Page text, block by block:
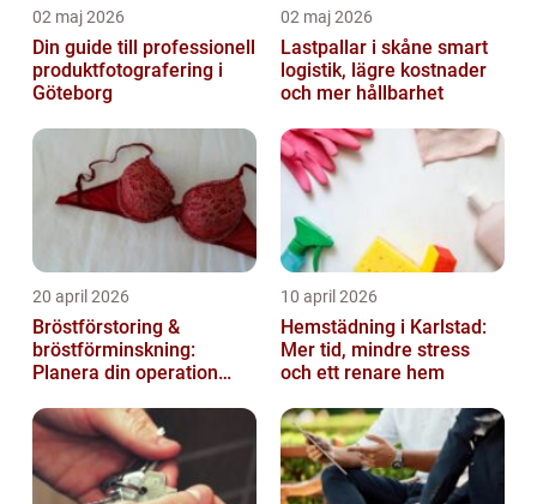
02 maj 2026
Din guide till professionell
produktfotografering i
Göteborg
02 maj 2026
Lastpallar i skåne smart
logistik, lägre kostnader
och mer hållbarhet
20 april 2026
Bröstförstoring &
bröstförminskning:
Planera din operation
10 april 2026
Hemstädning i Karlstad:
Mer tid, mindre stress
och ett renare hem